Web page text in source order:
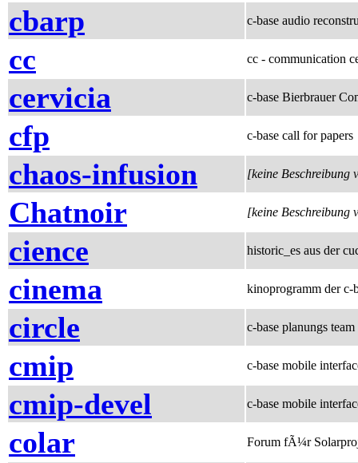
cbarp c-base audio
cc cc - communication
cervicia c-base Bierbrauer
cfp c-base call for papers
chaos-infusion [keine Beschreibung
Chatnoir [keine Beschreibung
cience historic_es aus der
cinema kinoprogramm der c-
circle c-base planungs team
cmip c-base mobile
cmip-devel c-base mobile
colar Forum fÃ¼r